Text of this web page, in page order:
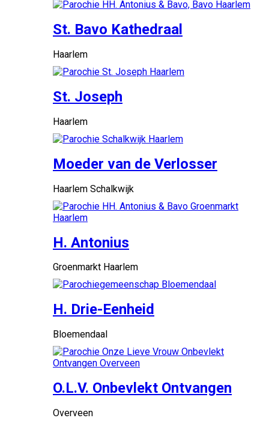
St. Bavo Kathedraal
Haarlem
St. Joseph
Haarlem
Moeder van de Verlosser
Haarlem Schalkwijk
H. Antonius
Groenmarkt Haarlem
H. Drie-Eenheid
Bloemendaal
O.L.V. Onbevlekt Ontvangen
Overveen